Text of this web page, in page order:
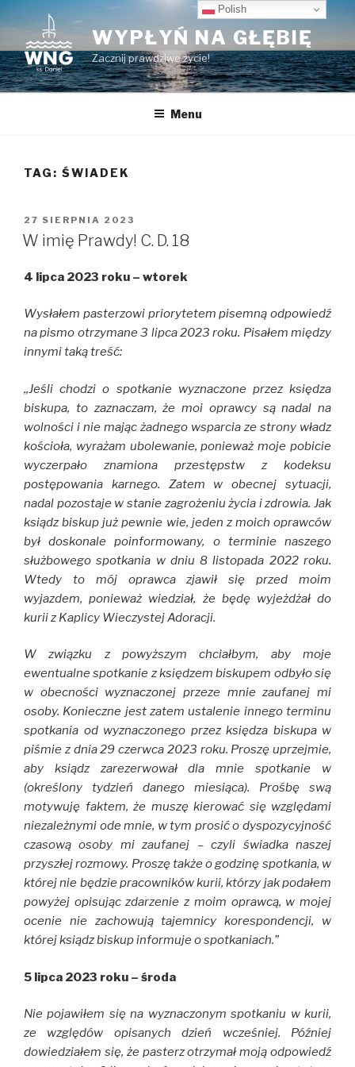
Przeskocz
do
treści
WYPŁYŃ NA GŁĘBIĘ
Zacznij prawdziwe życie!
Menu
TAG: ŚWIADEK
OPUBLIKOWANE
W
27 SIERPNIA 2023
W imię Prawdy! C. D. 18
4 lipca 2023 roku – wtorek
Wysłałem pasterzowi priorytetem pisemną odpowiedź
na pismo otrzymane 3 lipca 2023 roku. Pisałem między
innymi taką treść:
,,Jeśli chodzi o spotkanie wyznaczone przez księdza
biskupa, to zaznaczam, że moi oprawcy są nadal na
wolności i nie mając żadnego wsparcia ze strony władz
kościoła, wyrażam ubolewanie, ponieważ moje pobicie
wyczerpało znamiona przestępstw z kodeksu
postępowania karnego. Zatem w obecnej sytuacji,
nadal pozostaje w stanie zagrożeniu życia i zdrowia. Jak
ksiądz biskup już pewnie wie, jeden z moich oprawców
był doskonale poinformowany, o terminie naszego
służbowego spotkania w dniu 8 listopada 2022 roku.
Wtedy to mój oprawca zjawił się przed moim
wyjazdem, ponieważ wiedział, że będę wyjeżdżał do
kurii z Kaplicy Wieczystej Adoracji.
W związku z powyższym chciałbym, aby moje
ewentualne spotkanie z księdzem biskupem odbyło się
w obecności wyznaczonej przeze mnie zaufanej mi
osoby. Konieczne jest zatem ustalenie innego terminu
spotkania od wyznaczonego przez księdza biskupa w
piśmie z dnia 29 czerwca 2023 roku. Proszę uprzejmie,
aby ksiądz zarezerwował dla mnie spotkanie w
(określony tydzień danego miesiąca). Prośbę swą
motywuję faktem, że muszę kierować się względami
niezależnymi ode mnie, w tym prosić o dyspozycyjność
czasową osoby mi zaufanej – czyli świadka naszej
przyszłej rozmowy. Proszę także o godzinę spotkania, w
której nie będzie pracowników kurii, którzy jak podałem
powyżej opisując zdarzenie z moim oprawcą, w mojej
ocenie nie zachowują tajemnicy korespondencji, w
której ksiądz biskup informuje o spotkaniach.”
5 lipca 2023 roku – środa
Nie pojawiłem się na wyznaczonym spotkaniu w kurii,
ze względów opisanych dzień wcześniej. Później
dowiedziałem się, że pasterz otrzymał moją odpowiedź
Polish